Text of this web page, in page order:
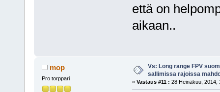
että on
aikaan..
mop
Pro torppari
Vs: Long range FPV
sallimissa rajoissa
« Vastaus #11 : 28 Heinäkuu, 2014,